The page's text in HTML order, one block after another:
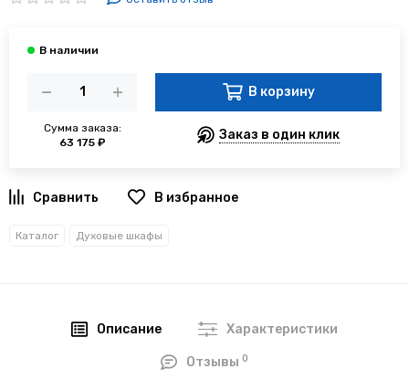
Сумма заказа:
63 175 ₽
В корзину
Заказ в один клик
В избранное
Каталог Духовые шкафы
Описание Характеристики
Отзывы0